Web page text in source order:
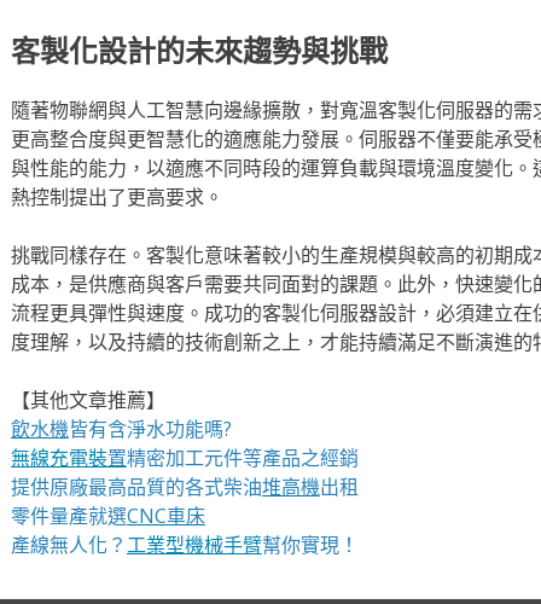
客製化設計的未來趨勢與挑戰
隨著物聯網與人工智慧向邊緣擴散，對寬溫客製化伺服器的
更高整合度與更智慧化的適應能力發展。伺服器不僅要能承
與性能的能力，以適應不同時段的運算負載與環境溫度變化
熱控制提出了更高要求。
挑戰同樣存在。客製化意味著較小的生產規模與較高的初期
成本，是供應商與客戶需要共同面對的課題。此外，快速變
流程更具彈性與速度。成功的客製化伺服器設計，必須建立
度理解，以及持續的技術創新之上，才能持續滿足不斷演進的
【其他文章推薦】
飲水機皆有含淨水功能嗎?
無線充電裝置精密加工元件等產品之經銷
提供原廠最高品質的各式柴油堆高機出租
零件量產就選CNC車床
產線無人化？工業型機械手臂幫你實現！